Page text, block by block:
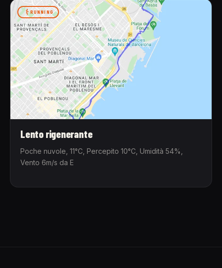
RUNNING
Lento rigenerante
Poche nuvole, 11°C, Percepito 10°C, Umidità 54%,
Vento 6m/s da E